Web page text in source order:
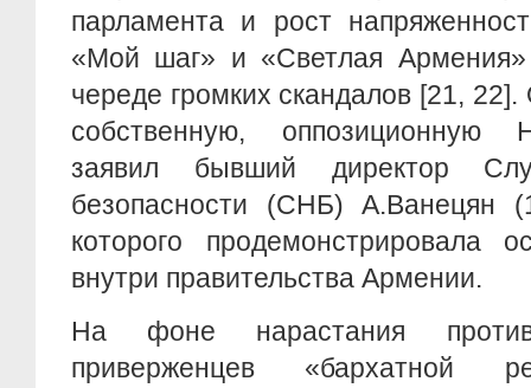
парламента и рост
«Мой шаг» и «Светлая
череде громких скандалов [21,
собственную, оппозиционную
заявил бывший директор
безопасности (СНБ) А.Ванецян
которого продемонстрировала
внутри правительства Армении.
На фоне нарастания
приверженцев «бархатной